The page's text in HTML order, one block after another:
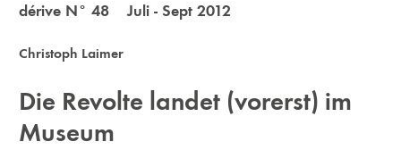
dérive N° 48 Juli - Sept 2012
Christoph Laimer
Die Revolte landet (vorerst) im
Museum